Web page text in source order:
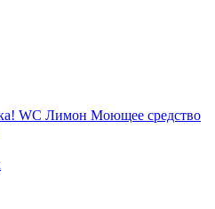
WC Лимон Моющее средство